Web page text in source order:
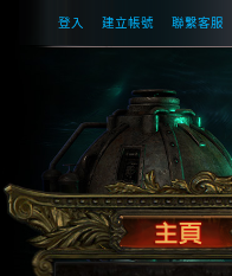
登入 建立帳號 聯繫客服